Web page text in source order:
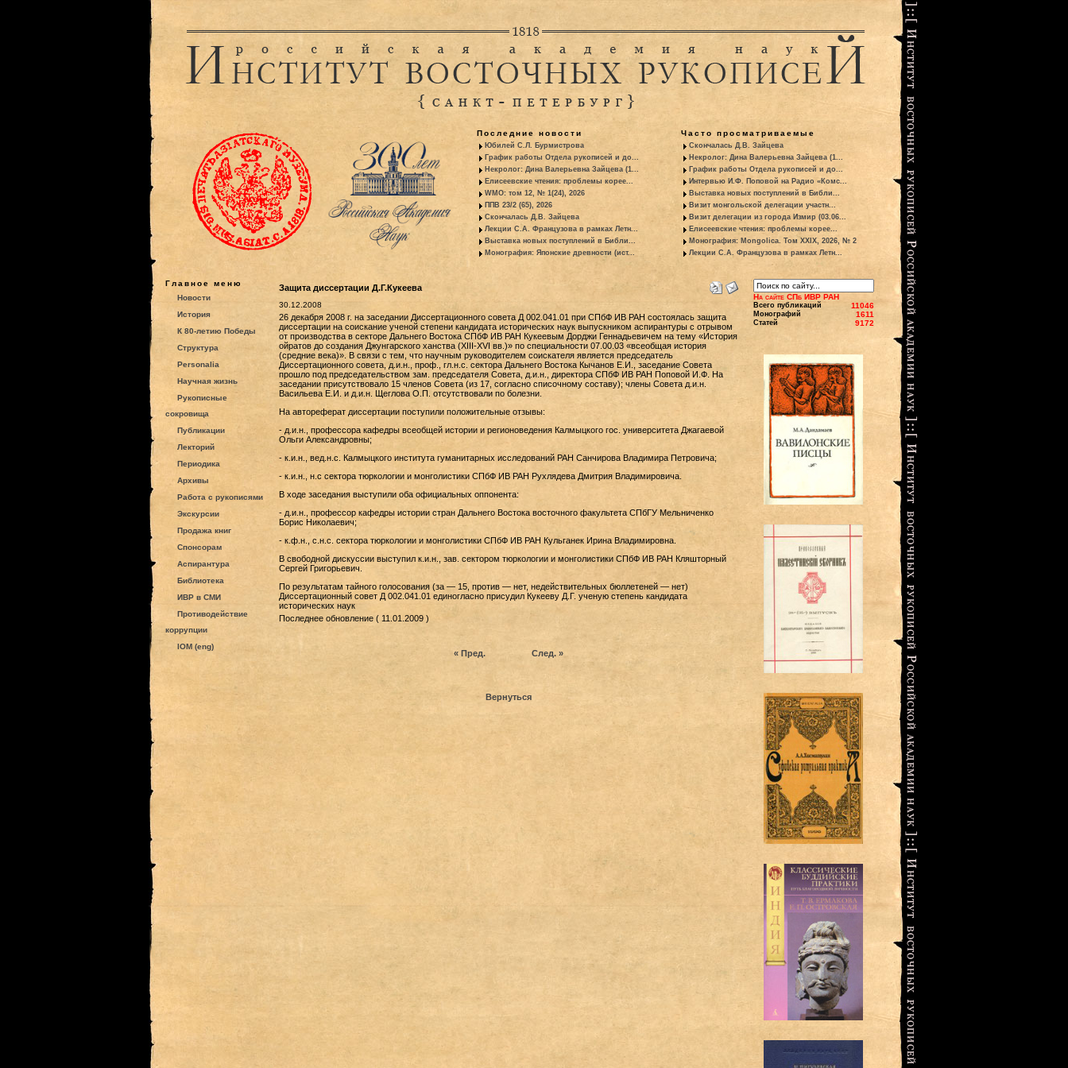
Последние новости
Юбилей С.Л. Бурмистрова
График работы Отдела рукописей и до...
Некролог: Дина Валерьевна Зайцева (1...
Елисеевские чтения: проблемы корее...
WMO: том 12, № 1(24), 2026
ППВ 23/2 (65), 2026
Скончалась Д.В. Зайцева
Лекции С.А. Французова в рамках Летн...
Выставка новых поступлений в Библи...
Монография: Японские древности (ист...
Часто просматриваемые
Скончалась Д.В. Зайцева
Некролог: Дина Валерьевна Зайцева (1...
График работы Отдела рукописей и до...
Интервью И.Ф. Поповой на Радио «Комс...
Выставка новых поступлений в Библи...
Визит монгольской делегации участн...
Визит делегации из города Измир (03.06...
Елисеевские чтения: проблемы корее...
Монография: Mongolica. Том XXIX, 2026, № 2
Лекции С.А. Французова в рамках Летн...
Главное меню
Новости
История
К 80-летию Победы
Структура
Personalia
Научная жизнь
Рукописные
сокровища
Публикации
Лекторий
Периодика
Архивы
Работа с рукописями
Экскурсии
Продажа книг
Спонсорам
Аспирантура
Библиотека
ИВР в СМИ
Противодействие
коррупции
IOM (eng)
Защита диссертации Д.Г.Кукеева
30.12.2008
26 декабря 2008 г. на заседании Диссертационного совета Д 002.041.01 при СПбФ ИВ РАН состоялась защита
диссертации на соискание ученой степени кандидата исторических наук выпускником аспирантуры с отрывом
от производства в секторе Дальнего Востока СПбФ ИВ РАН Кукеевым Дорджи Геннадьевичем на тему «История
ойратов до создания Джунгарского ханства (XIII-XVI вв.)» по специальности 07.00.03 «всеобщая история
(средние века)». В связи с тем, что научным руководителем соискателя является председатель
Диссертационного совета, д.и.н., проф., гл.н.с. сектора Дальнего Востока Кычанов Е.И., заседание Совета
прошло под председательством зам. председателя Совета, д.и.н., директора СПбФ ИВ РАН Поповой И.Ф. На
заседании присутствовало 15 членов Совета (из 17, согласно списочному составу); члены Совета д.и.н.
Васильева Е.И. и д.и.н. Щеглова О.П. отсутствовали по болезни.
На автореферат диссертации поступили положительные отзывы:
- д.и.н., профессора кафедры всеобщей истории и регионоведения Калмыцкого гос. университета Джагаевой
Ольги Александровны;
- к.и.н., вед.н.с. Калмыцкого института гуманитарных исследований РАН Санчирова Владимира Петровича;
- к.и.н., н.с сектора тюркологии и монголистики СПбФ ИВ РАН Рухлядева Дмитрия Владимировича.
В ходе заседания выступили оба официальных оппонента:
- д.и.н., профессор кафедры истории стран Дальнего Востока восточного факультета СПбГУ Мельниченко
Борис Николаевич;
- к.ф.н., с.н.с. сектора тюркологии и монголистики СПбФ ИВ РАН Кульганек Ирина Владимировна.
В свободной дискуссии выступил к.и.н., зав. сектором тюркологии и монголистики СПбФ ИВ РАН Кляшторный
Сергей Григорьевич.
По результатам тайного голосования (за — 15, против — нет, недействительных бюллетеней — нет)
Диссертационный совет Д 002.041.01 единогласно присудил Кукееву Д.Г. ученую степень кандидата
исторических наук
Последнее обновление ( 11.01.2009 )
« Пред. След. »
Вернуться
На сайте СПб ИВР РАН
Всего публикаций 11046
Монографий 1611
Статей 9172